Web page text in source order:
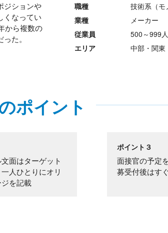
ジションや
くなってい
から複数の
た。
職種
技術系（モ
業種
メーカー
従業員
500～999人
エリア
中部・関東
ポイント
面はターゲット
人ひとりにオリ
を記載
ポイント３
面接官の予定
募受付後はす